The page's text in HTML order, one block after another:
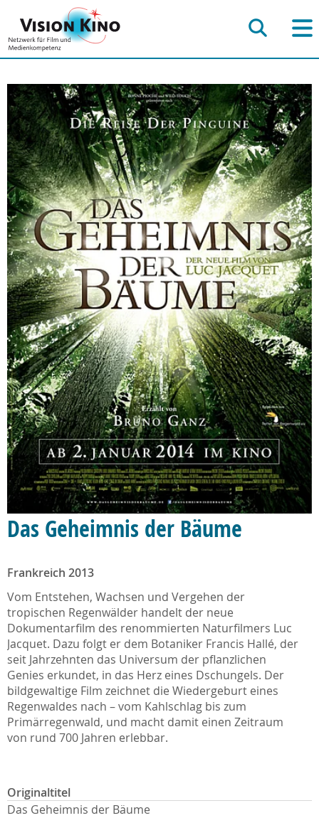
Das Geheimnis der Bäume
Frankreich 2013
Vom Entstehen, Wachsen und Vergehen der
tropischen Regenwälder handelt der neue
Dokumentarfilm des renommierten Naturfilmers Luc
Jacquet. Dazu folgt er dem Botaniker Francis Hallé, der
seit Jahrzehnten das Universum der pflanzlichen
Genies erkundet, in das Herz eines Dschungels. Der
bildgewaltige Film zeichnet die Wiedergeburt eines
Regenwaldes nach – vom Kahlschlag bis zum
Primärregenwald, und macht damit einen Zeitraum
von rund 700 Jahren erlebbar.
Originaltitel
Das Geheimnis der Bäume